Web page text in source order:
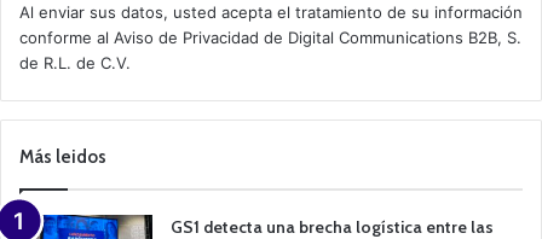
v
e
a
m
a
n
Al enviar sus datos, usted acepta el tratamiento de su información
conforme al Aviso de Privacidad de Digital Communications B2B, S.
de R.L. de C.V.
Más leidos
GS1 detecta una brecha logística entre las